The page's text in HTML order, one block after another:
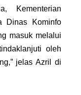
Kementerian
Dinas Kominfo
masuk melalui
oleh
jelas Azril di